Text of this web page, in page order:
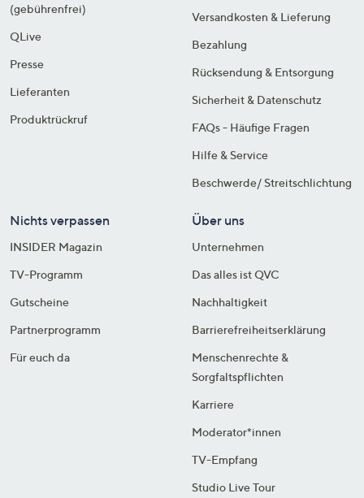
(gebührenfrei)
QLive
Presse
Lieferanten
Produktrückruf
Versandkosten & Lieferung
Bezahlung
Rücksendung & Entsorgung
Sicherheit & Datenschutz
FAQs - Häufige Fragen
Hilfe & Service
Beschwerde/ Streitschlichtung
Nichts verpassen
INSIDER Magazin
TV-Programm
Gutscheine
Partnerprogramm
Für euch da
Über uns
Unternehmen
Das alles ist QVC
Nachhaltigkeit
Barrierefreiheitserklärung
Menschenrechte &
Sorgfaltspflichten
Karriere
Moderator*innen
TV-Empfang
Studio Live Tour